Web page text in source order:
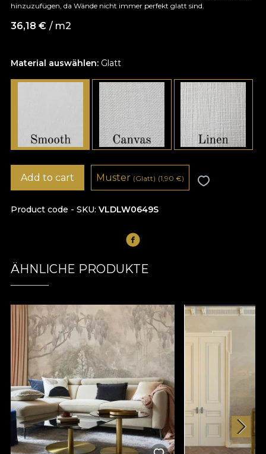
Material auswählen: Glatt
hinzuzufügen, da Wände nicht immer perfekt glatt sind.
36,18 € / m2
Product code - SKU VLDLW0649S
Add to cart Muster (Glatt) (1,90 €)
ÄHNLICHE PRODUKTE